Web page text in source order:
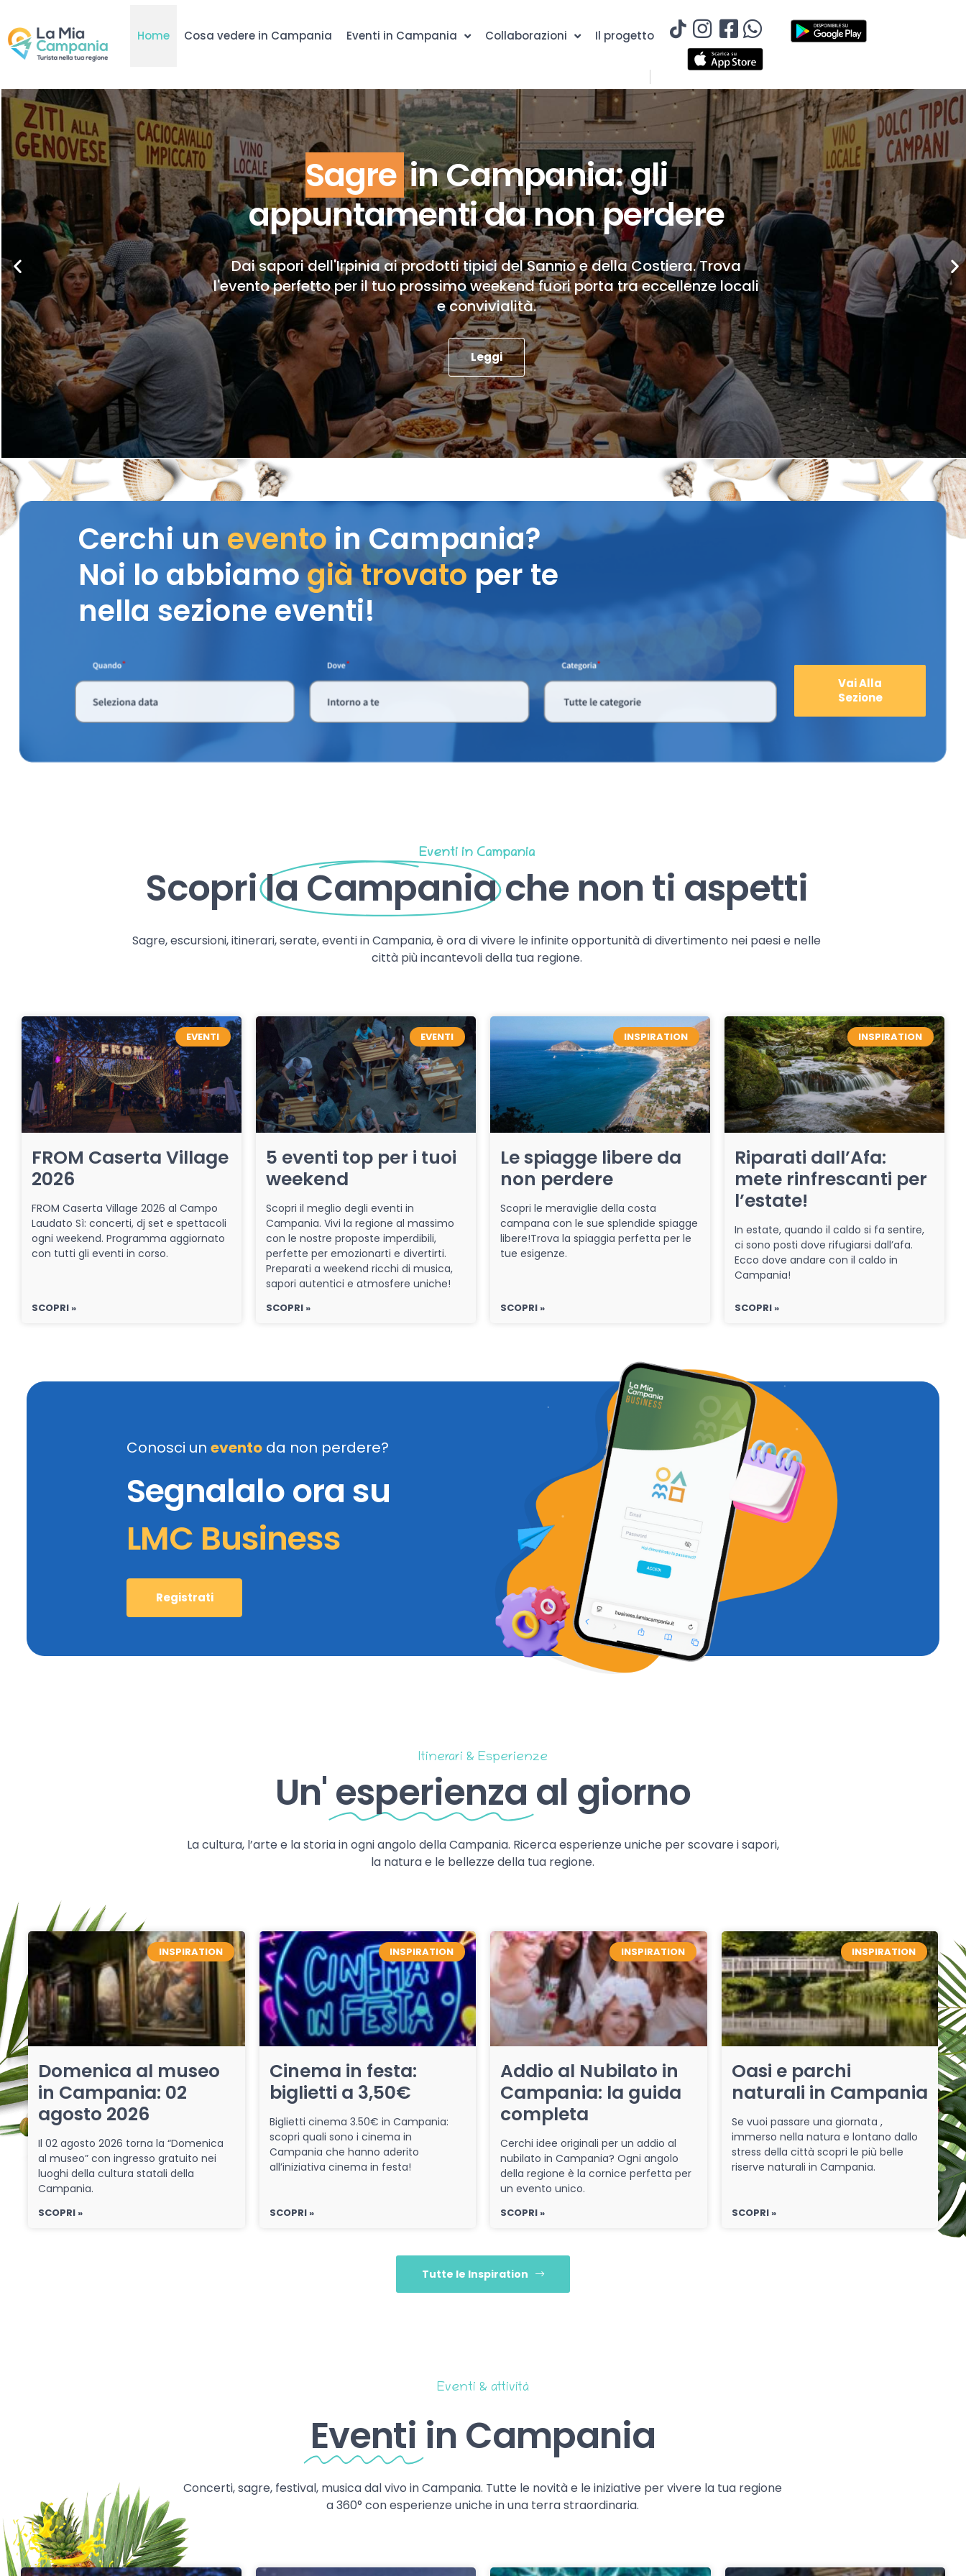
Home Cosa vedere in Campania Eventi in Campania Collaborazioni Il progetto
Sagre in Campania: gli
appuntamenti da non perdere
Dai sapori dell'Irpinia ai prodotti tipici del Sannio e della Costiera. Trova
l'evento perfetto per il tuo prossimo weekend fuori porta tra eccellenze locali
e convivialità.
Leggi
Cerchi uneventoin Campania?
Noi lo abbiamogià trovato per te
nella sezione eventi!
Vai Alla
Sezione
Eventi in Campania
Scoprila Campaniache non ti aspetti
Sagre, escursioni, itinerari, serate, eventi in Campania, è ora di vivere le infinite opportunità di divertimento nei paesi e nelle
città più incantevoli della tua regione.
EVENTI
FROM Caserta Village
2026
FROM Caserta Village 2026 al Campo
Laudato Sì: concerti, dj set e spettacoli
ogni weekend. Programma aggiornato
con tutti gli eventi in corso.
SCOPRI »
EVENTI
5 eventi top per i tuoi
weekend
Scopri il meglio degli eventi in
Campania. Vivi la regione al massimo
con le nostre proposte imperdibili,
perfette per emozionarti e divertirti.
Preparati a weekend ricchi di musica,
sapori autentici e atmosfere uniche!
SCOPRI »
INSPIRATION
Le spiagge libere da
non perdere
Scopri le meraviglie della costa
campana con le sue splendide spiagge
libere!Trova la spiaggia perfetta per le
tue esigenze.
SCOPRI »
INSPIRATION
Riparati dall’Afa:
mete rinfrescanti per
l’estate!
In estate, quando il caldo si fa sentire,
ci sono posti dove rifugiarsi dall’afa.
Ecco dove andare con il caldo in
Campania!
SCOPRI »
Conosci un evento da non perdere?
Segnalalo ora su
LMC Business
Registrati
Itinerari & Esperienze
Un' esperienza al giorno
La cultura, l’arte e la storia in ogni angolo della Campania. Ricerca esperienze uniche per scovare i sapori,
la natura e le bellezze della tua regione.
INSPIRATION
Domenica al museo
in Campania: 02
agosto 2026
Il 02 agosto 2026 torna la “Domenica
al museo” con ingresso gratuito nei
luoghi della cultura statali della
Campania.
SCOPRI »
INSPIRATION
Cinema in festa:
biglietti a 3,50€
Biglietti cinema 3.50€ in Campania:
scopri quali sono i cinema in
Campania che hanno aderito
all’iniziativa cinema in festa!
SCOPRI »
INSPIRATION
Addio al Nubilato in
Campania: la guida
completa
Cerchi idee originali per un addio al
nubilato in Campania? Ogni angolo
della regione è la cornice perfetta per
un evento unico.
SCOPRI »
INSPIRATION
Oasi e parchi
naturali in Campania
Se vuoi passare una giornata ,
immerso nella natura e lontano dallo
stress della città scopri le più belle
riserve naturali in Campania.
SCOPRI »
Tutte le Inspiration
Eventi & attività
Eventi in Campania
Concerti, sagre, festival, musica dal vivo in Campania. Tutte le novità e le iniziative per vivere la tua regione
a 360° con esperienze uniche in una terra straordinaria.